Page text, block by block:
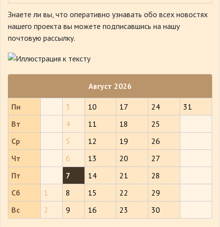
Знаете ли вы, что оперативно узнавать обо всех новостях
нашего проекта вы можете подписавшись на нашу
почтовую рассылку.
Август 2026
Пн 3 10 17 24
31
Вт
4 11 18
25
Ср
5 12 19
26
Чт
6 13 20
27
Пт
7 14 21
28
Сб
1 8 15 22
29
Вс
2 9 16 23 30